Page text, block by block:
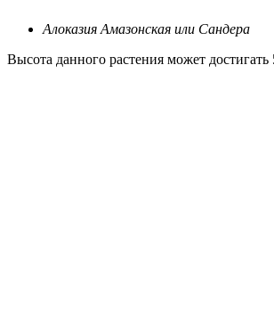
Алоказия Амазонская или Сандера
Высота данного растения может